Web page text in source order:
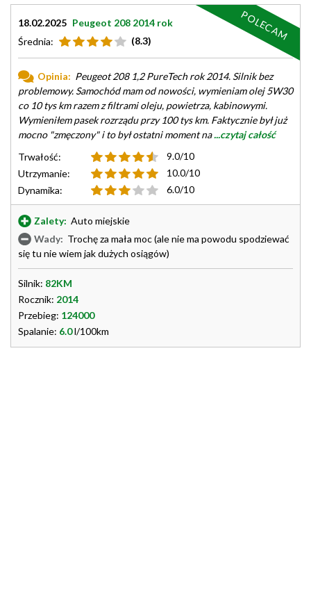
18.02.2025 Peugeot 208 2014 rok
Średnia:
(8.3)
Opinia: Peugeot 208 1,2 PureTech rok 2014. Silnik bez
problemowy. Samochód mam od nowości, wymieniam olej 5W30
co 10 tys km razem z filtrami oleju, powietrza, kabinowymi.
Wymieniłem pasek rozrządu przy 100 tys km. Faktycznie był już
mocno "zmęczony" i to był ostatni moment na...czytaj całość
Trwałość:
9.0/10
Utrzymanie:
10.0/10
Dynamika:
6.0/10
Zalety: Auto miejskie
Wady: Trochę za mała moc (ale nie ma powodu spodziewać
się tu nie wiem jak dużych osiągów)
Silnik: 82KM
Rocznik: 2014
Przebieg: 124000
Spalanie: 6.0l/100km
POLECAM